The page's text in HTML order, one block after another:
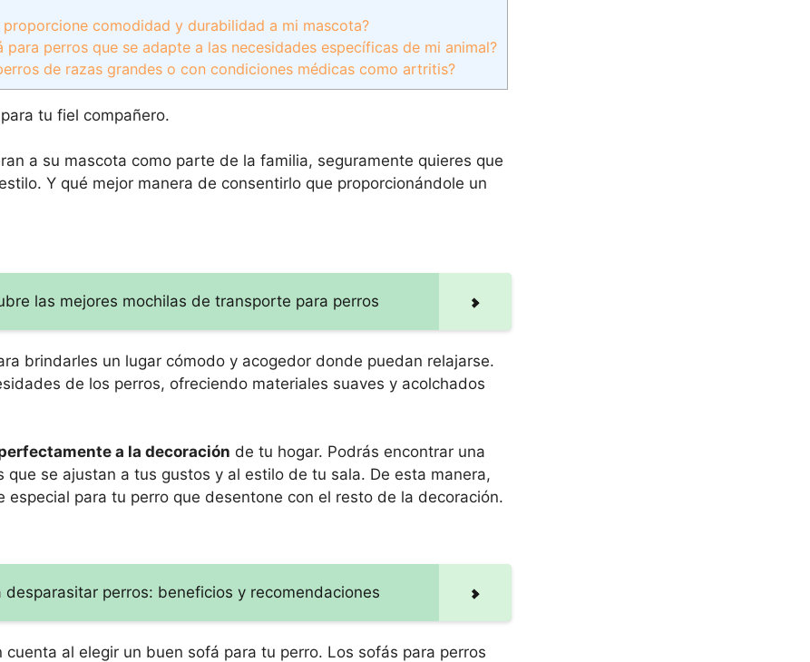
comodidad y durabilidad a mi mascota?
perros que se adapte a las necesidades específicas de mi animal?
de razas grandes o con condiciones médicas como artritis?
tu fiel compañero.
a su mascota como parte de la familia, seguramente quieres que
Y qué mejor manera de consentirlo que proporcionándole un
las mejores mochilas de transporte para perros
brindarles un lugar cómodo y acogedor donde puedan relajarse.
de los perros, ofreciendo materiales suaves y acolchados
a la decoración de tu hogar. Podrás encontrar una
se ajustan a tus gustos y al estilo de tu sala. De esta manera,
para tu perro que desentone con el resto de la decoración.
perros: beneficios y recomendaciones
al elegir un buen sofá para tu perro. Los sofás para perros